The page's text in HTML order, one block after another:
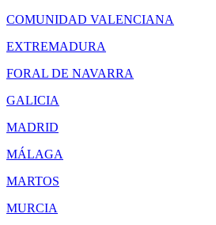
COMUNIDAD VALENCIANA
EXTREMADURA
FORAL DE NAVARRA
GALICIA
MADRID
MÁLAGA
MARTOS
MURCIA